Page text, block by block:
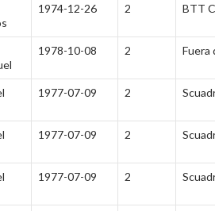
1974-12-26 2 BTT
1978-10-08 2 Fuera
1977-07-09 2
1977-07-09 2
1977-07-09 2